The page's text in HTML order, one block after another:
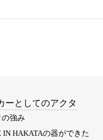
ーとしてのアクタ
の強み
IN HAKATAの器ができた